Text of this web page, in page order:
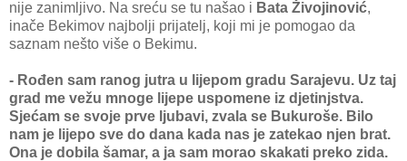
nije zanimljivo. Na sreću se tu našao i Bata Živojinović,
inače Bekimov najbolji prijatelj, koji mi je pomogao da
saznam nešto više o Bekimu.
- Rođen sam ranog jutra u lijepom gradu Sarajevu. Uz taj
grad me vežu mnoge lijepe uspomene iz djetinjstva.
Sjećam se svoje prve ljubavi, zvala se Bukuroše. Bilo
nam je lijepo sve do dana kada nas je zatekao njen brat.
Ona je dobila šamar, a ja sam morao skakati preko zida.